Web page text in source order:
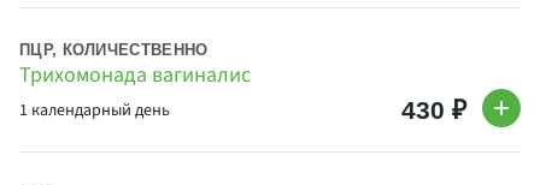
Трихомонада вагиналис
ПЦР, КОЛИЧЕСТВЕННО
1 календарный день 430 ₽